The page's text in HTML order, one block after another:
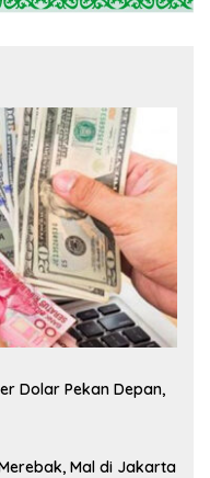
Dolar Pekan Depan,
Mal di Jakarta